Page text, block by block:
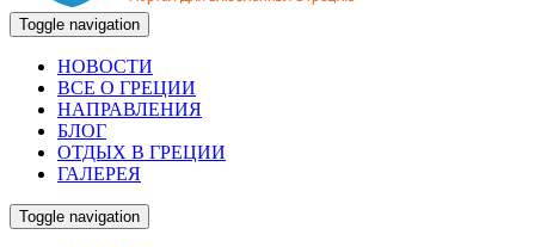
Toggle navigation
НОВОСТИ
ВСЕ О ГРЕЦИИ
НАПРАВЛЕНИЯ
БЛОГ
ОТДЫХ В ГРЕЦИИ
ГАЛЕРЕЯ
Toggle navigation